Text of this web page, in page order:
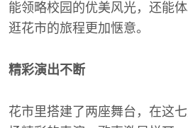
能领略校园的优美风光，还能
逛花市的旅程更加惬意。
精彩演出不断
花市里搭建了两座舞台，在这